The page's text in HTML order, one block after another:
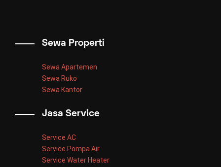
Sewa Properti
Sewa Apartemen
Sewa Ruko
Sewa Kantor
Jasa Service
Service AC
Service Pompa Air
Service Water Heater